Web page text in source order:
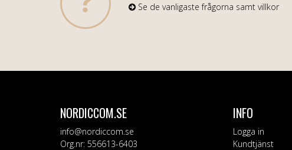
Se de vanligaste frågorna samt villkor
NORDICCOM.SE
info@nordiccom.se
Org.nr: 556613-6403
INFO
Logga in
Kundtjänst